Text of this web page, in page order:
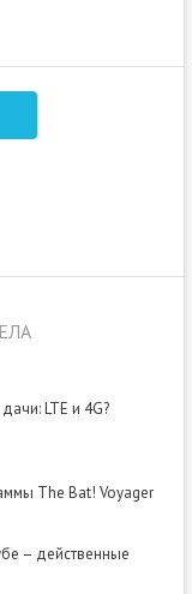
LTE и 4G?
The Bat! Voyager
– действенные